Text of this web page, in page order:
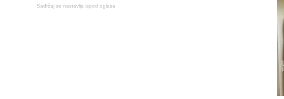
Sadržaj se nastavlja ispod oglasa